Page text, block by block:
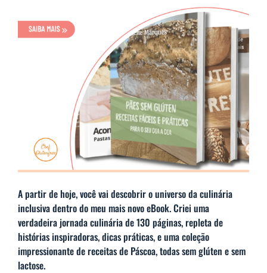
A partir de hoje, você vai descobrir o universo da culinária
inclusiva dentro do meu mais novo eBook. Criei uma
verdadeira jornada culinária de 130 páginas, repleta de
histórias inspiradoras, dicas práticas, e uma coleção
impressionante de receitas de Páscoa, todas sem glúten e sem
lactose.